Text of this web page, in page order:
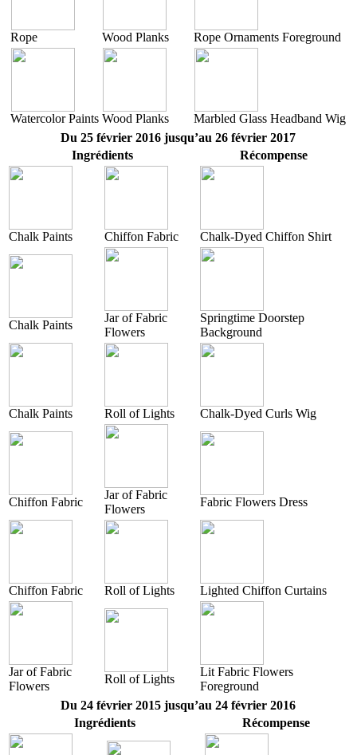
Rope Wood Planks Rope Ornaments Foreground
Watercolor Paints Wood Planks
Marbled Glass Headband Wig
Du 25 février 2016 jusqu’au 26 février 2017
Ingrédients
Récompense
Chalk Paints Chiffon Fabric Chalk-Dyed Chiffon Shirt
Chalk Paints
Jar of Fabric
Flowers
Springtime Doorstep
Background
Chalk Paints Roll of Lights Chalk-Dyed Curls Wig
Chiffon Fabric
Jar of Fabric
Flowers
Fabric Flowers Dress
Chiffon Fabric Roll of Lights Lighted Chiffon Curtains
Jar of Fabric
Flowers
Roll of Lights
Lit Fabric Flowers
Foreground
Du 24 février 2015 jusqu’au 24 février 2016
Ingrédients
Récompense